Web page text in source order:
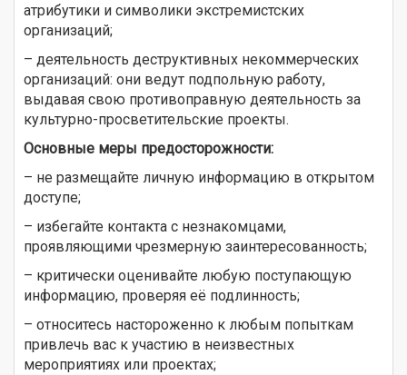
атрибутики и символики экстремистских
организаций;
– деятельность деструктивных некоммерческих
организаций: они ведут подпольную работу,
выдавая свою противоправную деятельность за
культурно-просветительские проекты.
Основные меры предосторожности:
– не размещайте личную информацию в открытом
доступе;
– избегайте контакта с незнакомцами,
проявляющими чрезмерную заинтересованность;
– критически оценивайте любую поступающую
информацию, проверяя её подлинность;
– относитесь настороженно к любым попыткам
привлечь вас к участию в неизвестных
мероприятиях или проектах;